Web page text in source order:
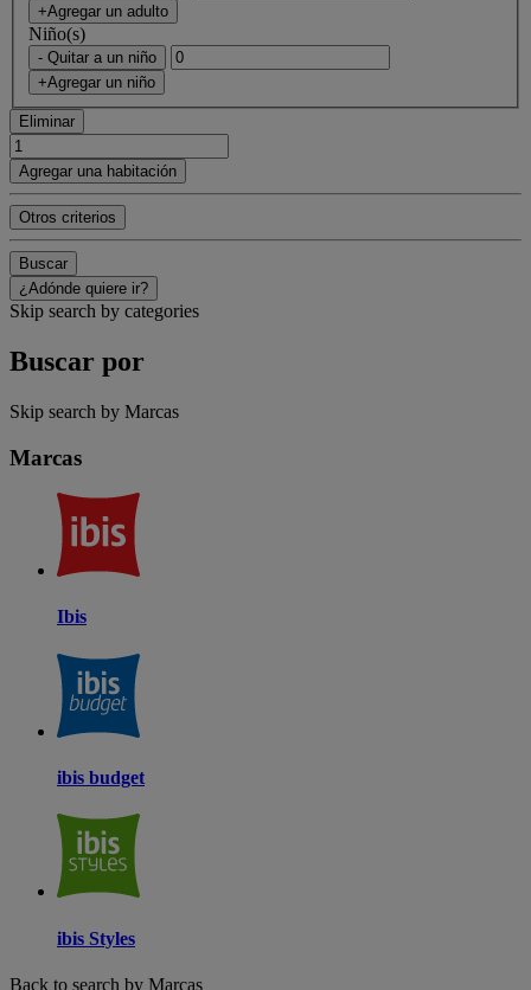
+Agregar un adulto
Niño(s)
- Quitar a un niño
+Agregar un niño
Eliminar
Agregar una habitación
Otros criterios
Buscar
¿Adónde quiere ir?
Skip search by categories
Buscar por
Skip search by Marcas
Marcas
Ibis
ibis budget
ibis Styles
Back to search by Marcas